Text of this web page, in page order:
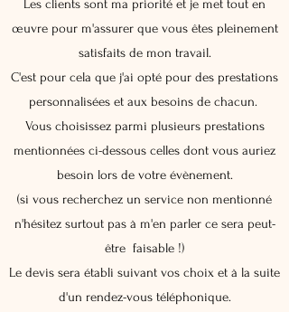
Les clients sont ma priorité et je met tout en
œuvre pour m'assurer que vous êtes pleinement
satisfaits de mon travail.
C'est pour cela que j'ai opté pour des prestations
personnalisées et aux besoins de chacun.
Vous choisissez parmi plusieurs prestations
mentionnées ci-dessous celles dont vous auriez
besoin lors de votre évènement.
(si vous recherchez un service non mentionné
n'hésitez surtout pas à m'en parler ce sera peut-
être faisable !)
Le devis sera établi suivant vos choix et à la suite
d'un rendez-vous téléphonique.